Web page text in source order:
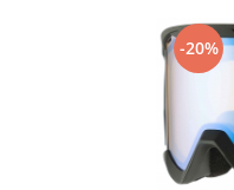
-20%